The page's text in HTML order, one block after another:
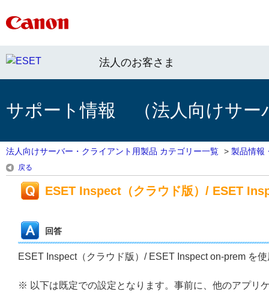
法人のお客さま
サポート情報 （法人向けサー
法人向けサーバー・クライアント用製品 カテゴリー一覧 > 製品情報
戻る
ESET Inspect（クラウド版）/ ESET
回答
ESET Inspect（クラウド版）/ ESET Inspect on-prem を
※ 以下は既定での設定となります。事前に、他のアプリ